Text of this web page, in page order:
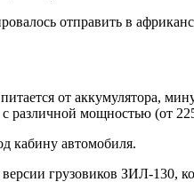
отправить в
от аккумулятора,
различной мощностью (от
кабину автомобиля.
грузовиков ЗИЛ-130,